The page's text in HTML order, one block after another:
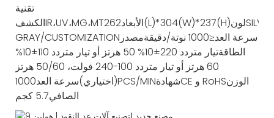
تقنية
الكشفIR،UV،MG،MT الأبعاد262(L)*304(W)*237(H)لونSILVER
GRAY/CUSTOMIZATION
سرعة العد≤1000 نوتة/دقيقة
مصدر
الطاقة
تيار متردد 220±10% 50 هرتز أو تيار متردد 110±10%
60 هرتز أو تيار متردد 100-240 فولت، 50/60 هرتز
(اختياري)سرعة العد 1000PCS/MINشهادة CE و RoHSالوزن
الصافي5.7 كجم